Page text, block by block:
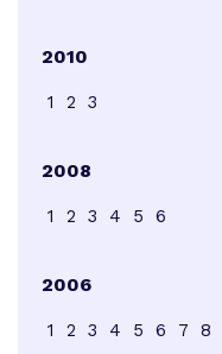
2010
1 2 3
2008
1 2 3 4 5 6
2006
1 2 3 4 5 6 7 8